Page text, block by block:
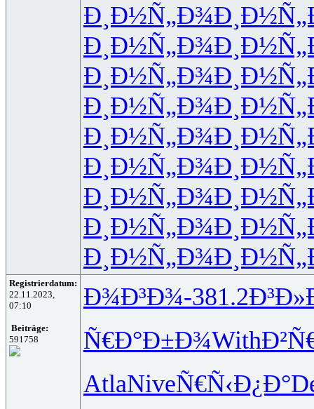
Ð¸Ð½Ñ„Ð¾
Ð¸Ð½Ñ„Ð¾
Ð¸Ð½Ñ„Ð¾
Ð¸Ð½Ñ„Ð¾
Ð¸Ð½Ñ„Ð¾
Ð¸Ð½Ñ„Ð¾
Ð¸Ð½Ñ„Ð¾
Ð¸Ð½Ñ„Ð¾
Ð¸Ð½Ñ„Ð¾
Registrierdatum:
22.11.2023,
07:10
Beiträge:
591758
Ð¾Ð³Ð¾-381.2
Ñ€Ð°Ð±Ð¾With
AtlaNiveÑ€Ñ‹Ð¿Ð°